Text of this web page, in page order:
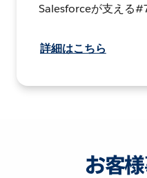
Salesforceが支える
詳細はこちら
お客